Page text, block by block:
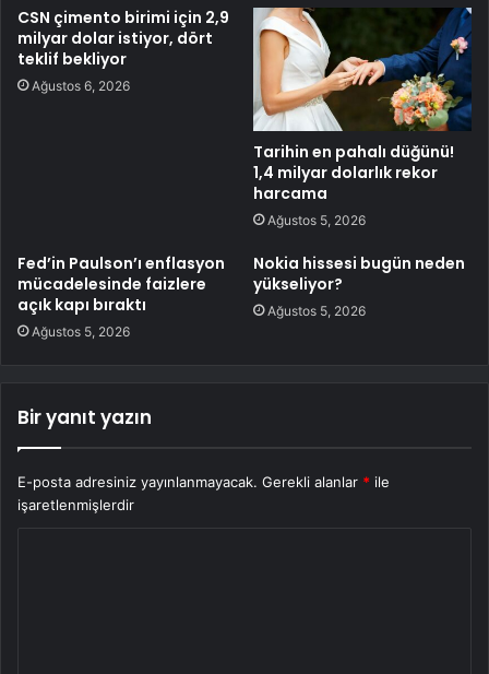
CSN çimento birimi için 2,9
milyar dolar istiyor, dört
teklif bekliyor
Ağustos 6, 2026
Tarihin en pahalı düğünü!
1,4 milyar dolarlık rekor
harcama
Ağustos 5, 2026
Fed’in Paulson’ı enflasyon
mücadelesinde faizlere
açık kapı bıraktı
Ağustos 5, 2026
Nokia hissesi bugün neden
yükseliyor?
Ağustos 5, 2026
Bir yanıt yazın
E-posta adresiniz yayınlanmayacak. Gerekli alanlar * ile
işaretlenmişlerdir